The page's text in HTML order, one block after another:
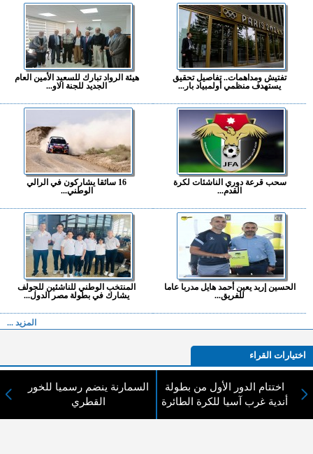
تفتيش ومداهمات.. تفاصيل تحقيق
يستهدف منظمي أولمبياد بار...
هيئة الرواد تبارك للسعيد الأمين العام
الجديد للجنة الاو...
سحب قرعة دوري الناشئات لكرة
القدم...
16 سائقا يشاركون في الرالي
الوطني...
الحسين إربد يعين أحمد هايل مدربا عاما
للفريق...
المنتخب الوطني للناشئين للجولف
يشارك في بطولة مصر الدول...
المزيد ...
اختيارات القراء
اختتام الدور الأول من بطولة
أندية غرب آسيا للكرة الطائرة
السمارنة ينضم رسميا للخور
القطري